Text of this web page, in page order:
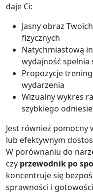
daje Ci:
Jasny obraz
fizycznych
Natychmiastową
wydajność
Propozycje
wydarzenia
Wizualny wykres
szybkiego
Jest również pomocny
lub efektywnym
W porównaniu do
czy przewodnik po
koncentruje się
sprawności i